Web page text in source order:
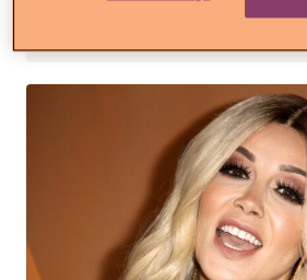
son dignos de